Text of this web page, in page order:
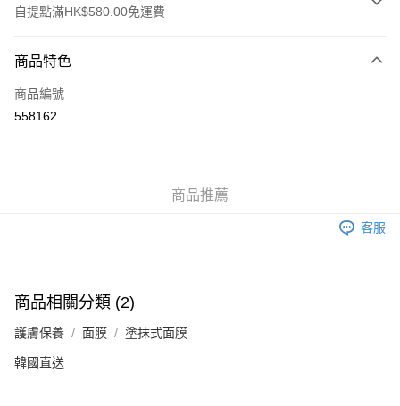
自提點滿HK$580.00免運費
信用卡
Apple Pay
相關說明
銀行匯款 請將存款存到以下銀行帳戶，並於存款單據寫上訂單編號後電郵至
eshop@colourmix-cosmetics.com** **我們不會處理沒有提供存款單據的訂
送貨方式
付款後順豐自助櫃取貨
商品特色
商品編號
558162
商品推薦
客服
商品相關分類 (2)
護膚保養 面膜 塗抹式面膜
韓國直送